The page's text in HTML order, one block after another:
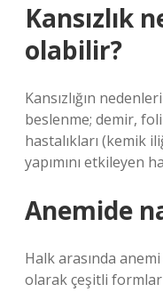
Kansızlık
olabilir?
Kansızlığın
beslenme; demir,
hastalıkları (kemik
yapımını etkileyen
Anemide
Halk arasında
olarak çeşitli